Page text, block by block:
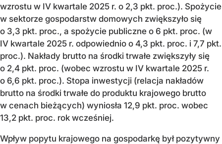
wzrostu w IV kwartale 2025 r. o 2,3 pkt. proc.). Spożycie
w sektorze gospodarstw domowych zwiększyło się
o 3,3 pkt. proc., a spożycie publiczne o 6 pkt. proc. (w
IV kwartale 2025 r. odpowiednio o 4,3 pkt. proc. i 7,7 pkt.
proc.). Nakłady brutto na środki trwałe zwiększyły się
o 2,4 pkt. proc. (wobec wzrostu w IV kwartale 2025 r.
o 6,6 pkt. proc.). Stopa inwestycji (relacja nakładów
brutto na środki trwałe do produktu krajowego brutto
w cenach bieżących) wyniosła 12,9 pkt. proc. wobec
13,2 pkt. proc. rok wcześniej.
Wpływ popytu krajowego na gospodarkę był pozytywny